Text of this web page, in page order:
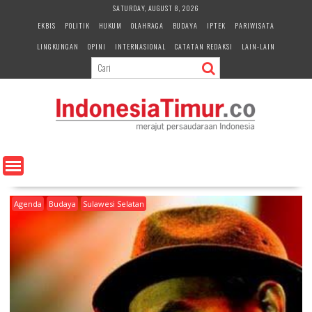
e
n
SATURDAY, AUGUST 8, 2026
EKBIS
POLITIK HUKUM OLAHRAGA BUDAYA IPTEK
PARIWISATA
LINGKUNGAN
OPINI INTERNASIONAL CATATAN REDAKSI LAIN-LAIN
Agenda Budaya Sulawesi Selatan